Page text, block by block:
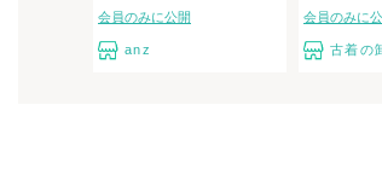
0...
会員のみに公開
anz
会員のみに
古着の